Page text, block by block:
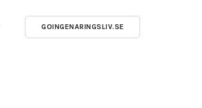
GOINGENARINGSLIV.SE